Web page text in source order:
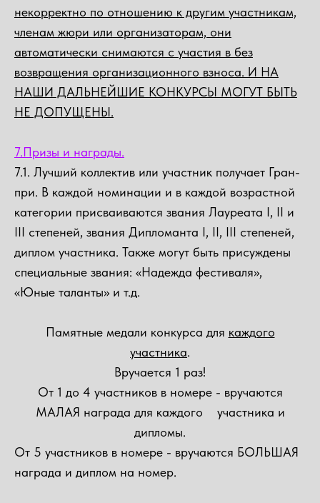
некорректно по отношению к другим участникам,
членам жюри или организаторам, они
автоматически снимаются с участия в без
возвращения организационного взноса. И НА
НАШИ ДАЛЬНЕЙШИЕ КОНКУРСЫ МОГУТ БЫТЬ
НЕ ДОПУЩЕНЫ.
7.Призы и награды.
7.1. Лучший коллектив или участник получает Гран-
при. В каждой номинации и в каждой возрастной
категории присваиваются звания Лауреата I, II и
III степеней, звания Дипломанта I, II, III степеней,
диплом участника. Также могут быть присуждены
специальные звания: «Надежда фестиваля»,
«Юные таланты» и т.д.
Памятные медали конкурса для каждого
участника.
Вручается 1 раз!
От 1 до 4 участников в номере - вручаются
МАЛАЯ награда для каждого участника и
дипломы.
От 5 участников в номере - вручаются БОЛЬШАЯ
награда и диплом на номер.